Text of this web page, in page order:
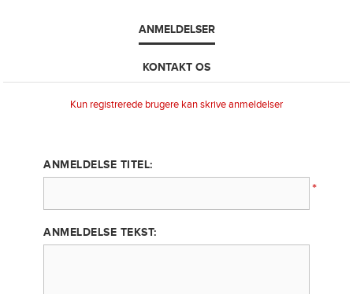
ANMELDELSER
KONTAKT OS
Kun registrerede brugere kan skrive anmeldelser
ANMELDELSE TITEL:
*
ANMELDELSE TEKST: